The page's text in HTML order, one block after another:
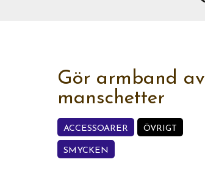
Gör armband av
manschetter
ACCESSOARER ÖVRIGT
SMYCKEN